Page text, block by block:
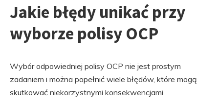
Jakie błędy unikać przy
wyborze polisy OCP
Wybór odpowiedniej polisy OCP nie jest prostym
zadaniem i można popełnić wiele błędów, które mogą
skutkować niekorzystnymi konsekwencjami